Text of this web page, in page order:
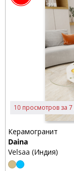
10 просмотров за
Керамогранит
Daina
Velsaa (Индия)